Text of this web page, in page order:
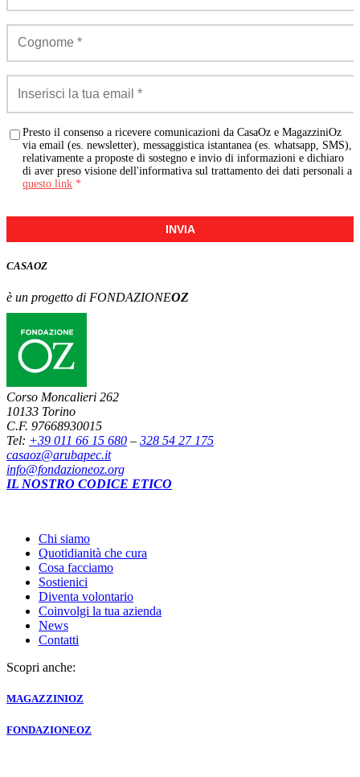
Presto il consenso a ricevere comunicazioni da CasaOz e MagazziniOz
via email (es. newsletter), messaggistica istantanea (es. whatsapp, SMS),
relativamente a proposte di sostegno e invio di informazioni e dichiaro
di aver preso visione dell'informativa sul trattamento dei dati personali a
questo link *
INVIA
CASAOZ
è un progetto di FONDAZIONEOZ
Corso Moncalieri 262
10133 Torino
C.F. 97668930015
Tel: +39 011 66 15 680 – 328 54 27 175
casaoz@arubapec.it
info@fondazioneoz.org
IL NOSTRO CODICE ETICO
Chi siamo
Quotidianità che cura
Cosa facciamo
Sostienici
Diventa volontario
Coinvolgi la tua azienda
News
Contatti
Scopri anche:
MAGAZZINIOZ
FONDAZIONEOZ